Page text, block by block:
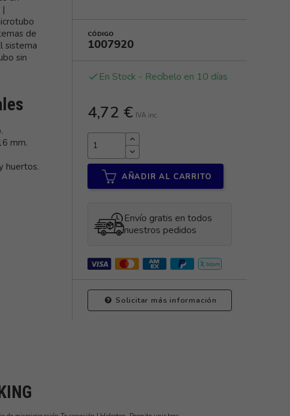
|
de
sistema
sin
mm.
huertos.
CÓDIGO
1007920
done En Stock - Recíbelo en 10 días
4,72 € IVA inc.
AÑADIR AL CARRITO
Envío gratis en todos
nuestros pedidos
Solicitar más información